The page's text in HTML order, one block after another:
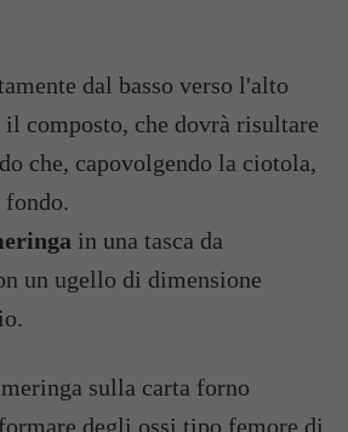
dal basso verso l'alto
il composto, che dovrà risultare
che, capovolgendo la ciotola,
fondo.
in una tasca da
un ugello di dimensione
sulla carta forno
degli ossi tipo femore di